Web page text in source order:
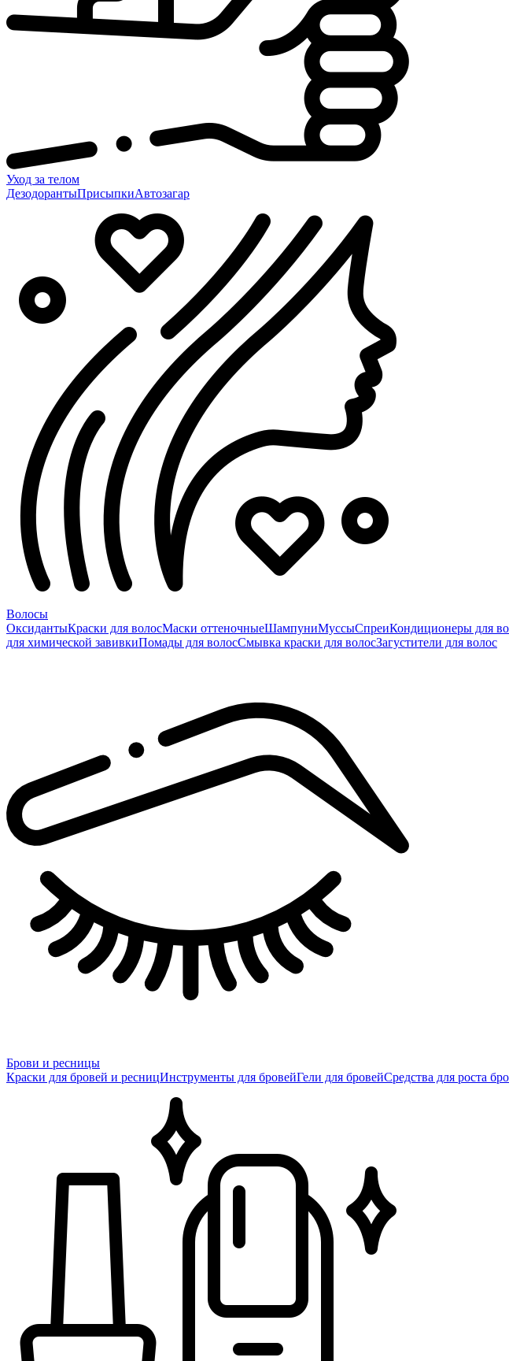
Уход за телом
ДезодорантыПрисыпкиАвтозагар
Волосы
ОксидантыКраски для волосМаски оттеночныеШампуниМуссыСпреиКондиционеры для
для химической завивкиПомады для волосСмывка краски для волосЗагустители для волос
Брови и ресницы
Краски для бровей и ресницИнструменты для бровейГели для бровейСредства для роста